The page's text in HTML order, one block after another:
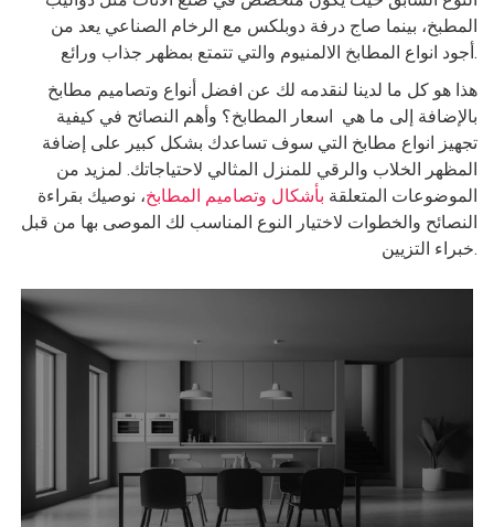
المطبخ، بينما صاج درفة دوبلكس مع الرخام الصناعي يعد من
أجود انواع المطابخ الالمنيوم والتي تتمتع بمظهر جذاب ورائع.
هذا هو كل ما لدينا لنقدمه لك عن افضل أنواع وتصاميم مطابخ
بالإضافة إلى ما هي اسعار المطابخ؟ وأهم النصائح في كيفية
تجهيز انواع مطابخ التي سوف تساعدك بشكل كبير على إضافة
المظهر الخلاب والرقي للمنزل المثالي لاحتياجاتك. لمزيد من
الموضوعات المتعلقة بأشكال وتصاميم المطابخ، نوصيك بقراءة
النصائح والخطوات لاختيار النوع المناسب لك الموصى بها من قبل
خبراء التزيين.